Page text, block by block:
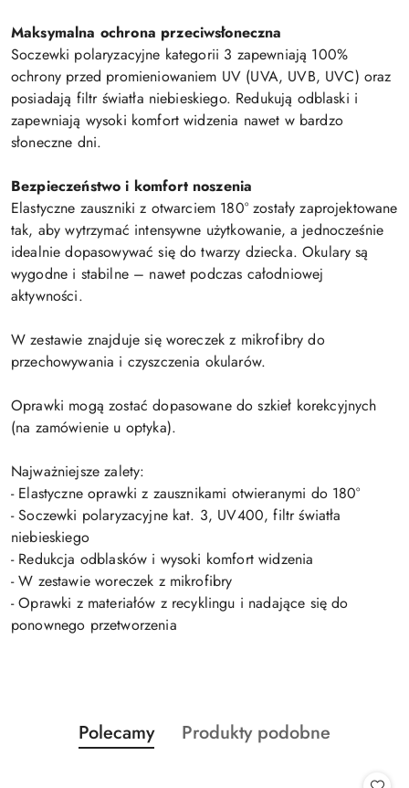
Maksymalna ochrona przeciwsłoneczna
Soczewki polaryzacyjne kategorii 3 zapewniają 100%
ochrony przed promieniowaniem UV (UVA, UVB, UVC) oraz
posiadają filtr światła niebieskiego. Redukują odblaski i
zapewniają wysoki komfort widzenia nawet w bardzo
słoneczne dni.
Bezpieczeństwo i komfort noszenia
Elastyczne zauszniki z otwarciem 180° zostały zaprojektowane
tak, aby wytrzymać intensywne użytkowanie, a jednocześnie
idealnie dopasowywać się do twarzy dziecka. Okulary są
wygodne i stabilne – nawet podczas całodniowej
aktywności.
W zestawie znajduje się woreczek z mikrofibry do
przechowywania i czyszczenia okularów.
Oprawki mogą zostać dopasowane do szkieł korekcyjnych
(na zamówienie u optyka).
Najważniejsze zalety:
- Elastyczne oprawki z zausznikami otwieranymi do 180°
- Soczewki polaryzacyjne kat. 3, UV400, filtr światła
niebieskiego
- Redukcja odblasków i wysoki komfort widzenia
- W zestawie woreczek z mikrofibry
- Oprawki z materiałów z recyklingu i nadające się do
ponownego przetworzenia
Pomiń karuzelę produktów
Produkty
o
Polecamy
Produkty
Produkty podobne